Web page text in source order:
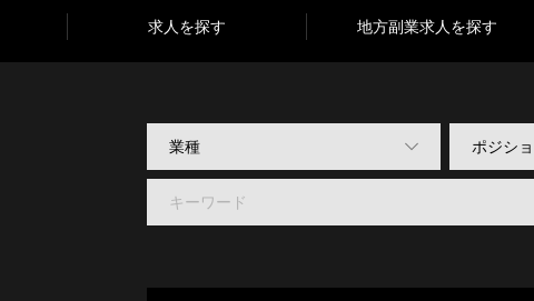
求人を探す 地方副業求人を探す